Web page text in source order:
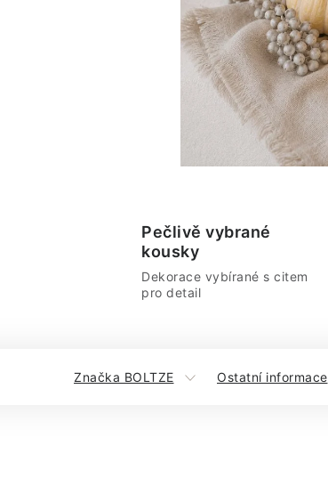
Pečlivě vybrané
kousky
Dekorace vybírané s citem
pro detail
Značka BOLTZE Ostatní informace